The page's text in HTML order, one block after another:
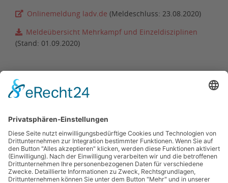
Onlinemeldung ladv.de (Meldeschluss: 23.08.2020)
Meldeübersicht Mehrkampf und Einzeldisziplinen
(Stand: 01.09.2020)
Ergebnisse(Wurf-Mehrkampf und Einzelbew.)
Zurück zur Terminübersicht